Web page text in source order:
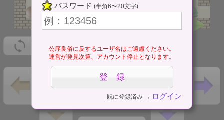
パスワード (半角6〜20文字)
公序良俗に反するユーザ名はご遠慮ください。
運営が発見次第、アカウント停止となります。
既に登録済み → ログイン